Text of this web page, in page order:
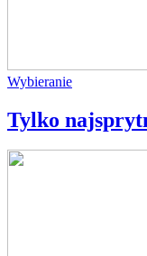
Wybieranie
Tylko